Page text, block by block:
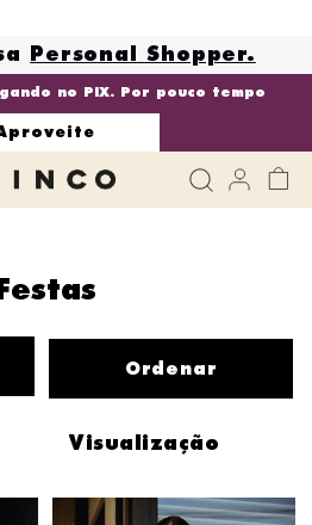
Personal Shopper.
no PIX. Por pouco tempo
Festas